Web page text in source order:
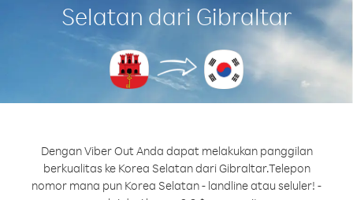
Selatan dari Gibraltar
Dengan Viber Out Anda dapat melakukan panggilan
berkualitas ke Korea Selatan dari Gibraltar.Telepon
nomor mana pun Korea Selatan - landline atau seluler! -